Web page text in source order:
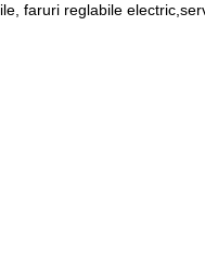
faruri reglabile